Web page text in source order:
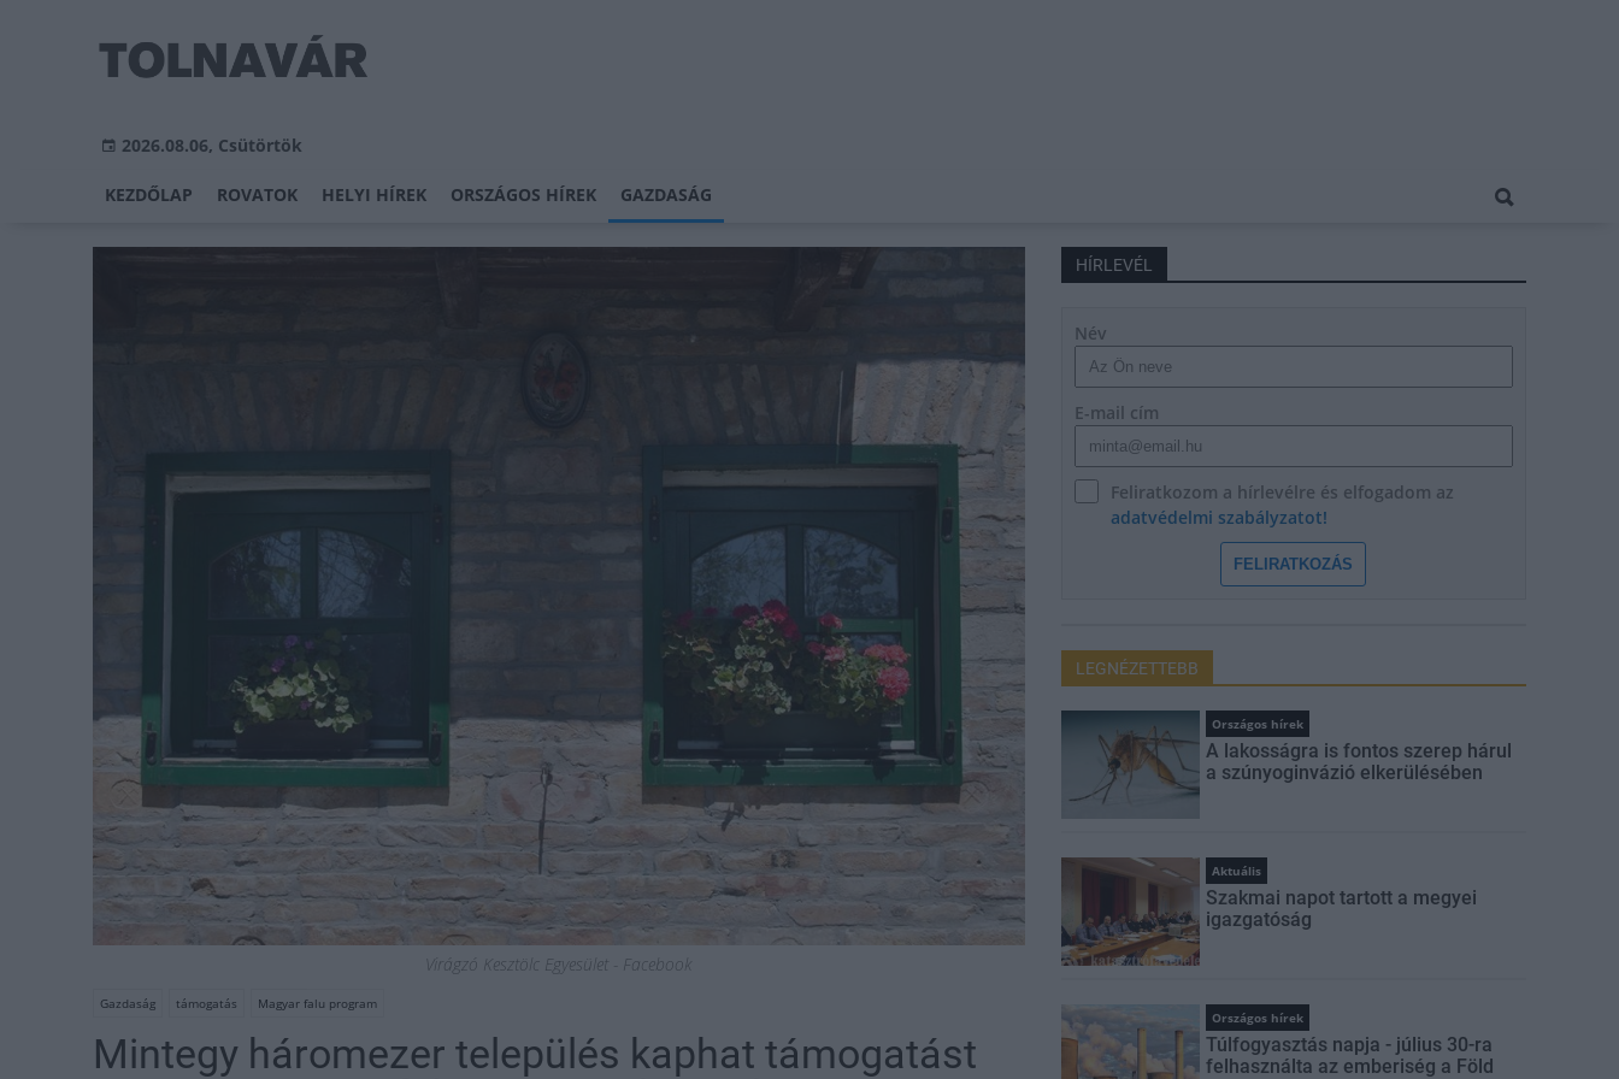
2026.08.06, Csütörtök
KEZDŐLAP ROVATOK HELYI HÍREK ORSZÁGOS HÍREK GAZDASÁG
Virágzó Kesztölc Egyesület - Facebook
Gazdaság támogatás Magyar falu program
Mintegy háromezer település kaphat támogatást
HÍRLEVÉL
Név
E-mail cím
Feliratkozom a hírlevélre és elfogadom az
adatvédelmi szabályzatot!
FELIRATKOZÁS
LEGNÉZETTEBB
Országos hírek
A lakosságra is fontos szerep hárul
a szúnyoginvázió elkerülésében
Aktuális
Szakmai napot tartott a megyei
igazgatóság
Országos hírek
Túlfogyasztás napja - július 30-ra
felhasználta az emberiség a Föld